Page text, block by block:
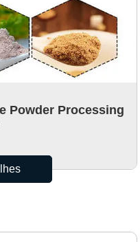
Powder Processing